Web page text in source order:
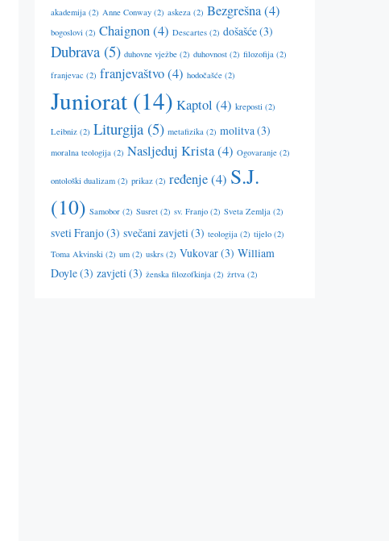
akademija (2) Anne Conway (2) askeza (2) Bezgrešna(4)
bogoslovi (2) Chaignon(4) Descartes (2) došašće(3)
Dubrava (5) duhovne vježbe (2) duhovnost (2) filozofija (2)
franjevac (2) franjevaštvo(4) hodočašće (2)
Juniorat (14) Kaptol (4) kreposti (2)
Leibniz (2) Liturgija (5) metafizika (2) molitva(3)
moralna teologija (2) Nasljeduj Krista(4) Ogovaranje (2)
ontološki dualizam (2) prikaz (2) ređenje(4) S.J.
(10) Samobor (2) Susret (2) sv. Franjo (2) Sveta Zemlja (2)
sveti Franjo(3) svečani zavjeti(3) teologija (2) tijelo (2)
Toma Akvinski (2) um (2) uskrs (2) Vukovar(3) William
Doyle(3) zavjeti(3) ženska filozofkinja (2) žrtva (2)